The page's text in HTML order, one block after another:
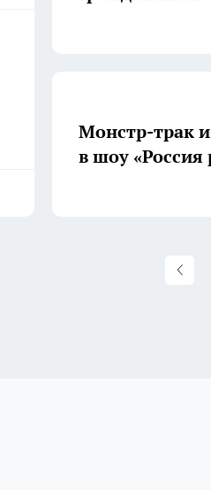
Монстр-трак
в шоу «Россия